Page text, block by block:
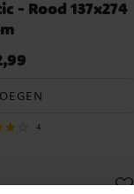
- Rood 137x274
€ 2,99
4